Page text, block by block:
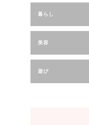
暮らし
美容
遊び